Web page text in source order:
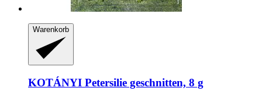
Warenkorb
KOTÁNYI Petersilie geschnitten, 8 g